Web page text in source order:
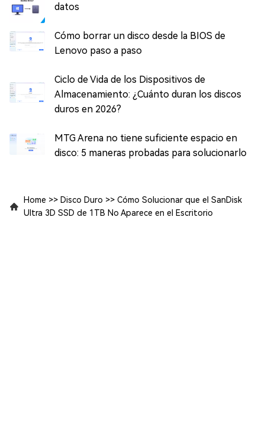
datos
Cómo borrar un disco desde la BIOS de
Lenovo paso a paso
Ciclo de Vida de los Dispositivos de
Almacenamiento: ¿Cuánto duran los discos
duros en 2026?
MTG Arena no tiene suficiente espacio en
disco: 5 maneras probadas para solucionarlo
Home >> Disco Duro >> Cómo Solucionar que el SanDisk
Ultra 3D SSD de 1TB No Aparece en el Escritorio